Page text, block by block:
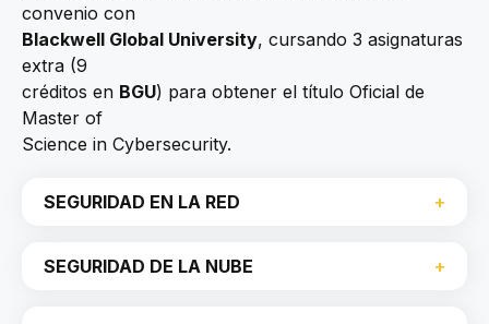
convenio con
Blackwell Global University, cursando 3 asignaturas
extra (9
créditos en BGU) para obtener el título Oficial de
Master of
Science in Cybersecurity.
SEGURIDAD EN LA RED
SEGURIDAD DE LA NUBE